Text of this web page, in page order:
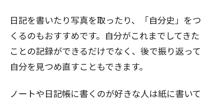
日記を書いたり写真を取ったり、「自分史」をつ
くるのもおすすめです。自分がこれまでしてきた
ことの記録ができるだけでなく、後で振り返って
自分を見つめ直すこともできます。
ノートや日記帳に書くのが好きな人は紙に書いて